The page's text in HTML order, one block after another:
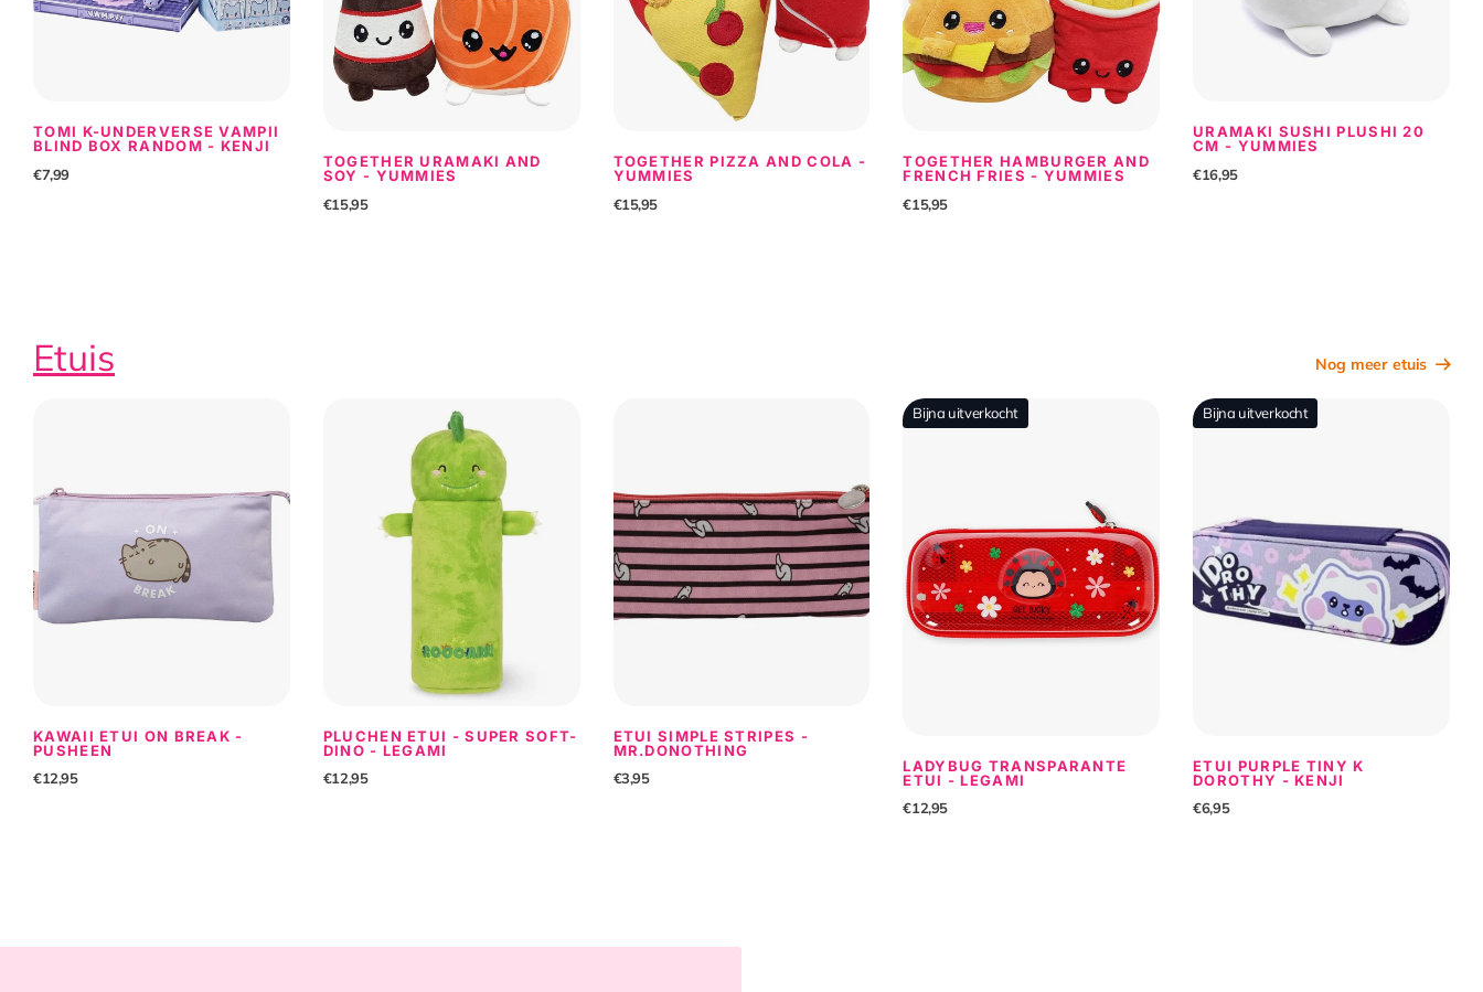
TOMI K-UNDERVERSE VAMPII
BLIND BOX RANDOM - KENJI
€7,99
TOGETHER URAMAKI AND
SOY - YUMMIES
€15,95
TOGETHER PIZZA AND COLA -
YUMMIES
€15,95
TOGETHER HAMBURGER AND
FRENCH FRIES - YUMMIES
€15,95
URAMAKI SUSHI PLUSHI 20
CM - YUMMIES
€16,95
Etuis Nog meer etuis
KAWAII ETUI ON BREAK -
PUSHEEN
€12,95
PLUCHEN ETUI - SUPER SOFT-
DINO - LEGAMI
€12,95
ETUI SIMPLE STRIPES -
MR.DONOTHING
€3,95
Bijna uitverkocht
LADYBUG TRANSPARANTE
ETUI - LEGAMI
€12,95
Bijna uitverkocht
ETUI PURPLE TINY K
DOROTHY - KENJI
€6,95